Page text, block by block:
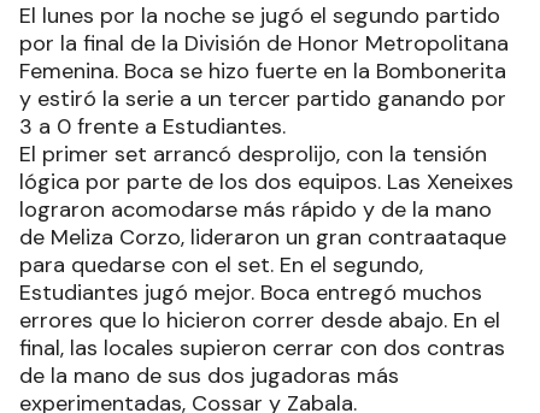
El lunes por la noche se jugó el segundo partido
por la final de la División de Honor Metropolitana
Femenina. Boca se hizo fuerte en la Bombonerita
y estiró la serie a un tercer partido ganando por
3 a 0 frente a Estudiantes.
El primer set arrancó desprolijo, con la tensión
lógica por parte de los dos equipos. Las Xeneixes
lograron acomodarse más rápido y de la mano
de Meliza Corzo, lideraron un gran contraataque
para quedarse con el set. En el segundo,
Estudiantes jugó mejor. Boca entregó muchos
errores que lo hicieron correr desde abajo. En el
final, las locales supieron cerrar con dos contras
de la mano de sus dos jugadoras más
experimentadas, Cossar y Zabala.